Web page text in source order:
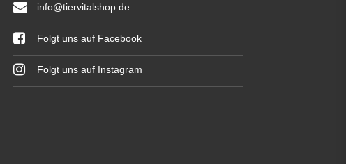
info@tiervitalshop.de
Folgt uns auf Facebook
Folgt uns auf Instagram